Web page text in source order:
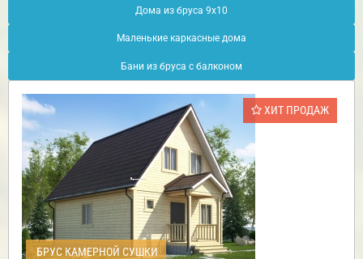
Дома из бруса 9х10
Маленькие каркасные дома
Бани из бруса с балконом
ХИТ ПРОДАЖ
БРУС КАМЕРНОЙ СУШКИ